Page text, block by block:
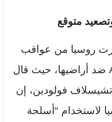
متوقع
روسيا من عواقب
استخدام نظام ATACMS ضد أراضيها، حيث قال
فولودين، إن
لاستخدام “أسلحة